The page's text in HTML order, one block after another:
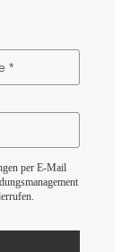
per E-Mail